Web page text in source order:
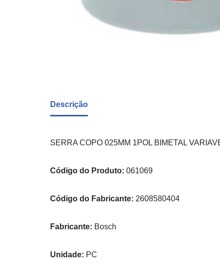
Descrição
SERRA COPO 025MM 1POL BIMETAL
Código do Produto: 061069
Código do Fabricante: 2608580404
Fabricante: Bosch
Unidade: PC